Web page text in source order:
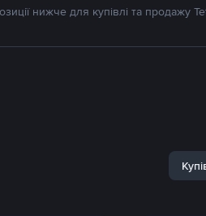
нижче для купівлі та продажу